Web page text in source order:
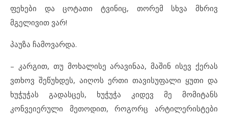
ფეხები და ცოტათი ტვინიც, თორემ სხვა მხრივ
მგელივით ვარ!
პაუზა ჩამოვარდა.
– კარგით, თუ მოხალისე არავინაა, მაშინ ისევ ქერას
ვთხოვ შეწუხდეს, აიღოს ერთი თავისუფალი ყუთი და
ხუჭუჭას გადასცეს, ხუჭუჭა კიდევ მე მომიტანს
კონვეიერული მეთოდით, როგორც არტილერისტები